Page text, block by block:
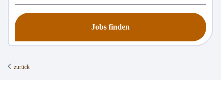
Jobs finden
zurück